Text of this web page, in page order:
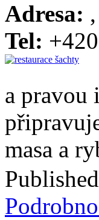
Adresa:
Tel:
a pravou
masa a